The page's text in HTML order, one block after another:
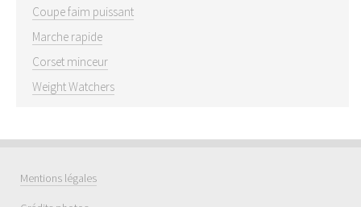
Coupe faim puissant
Marche rapide
Corset minceur
Weight Watchers
Mentions légales